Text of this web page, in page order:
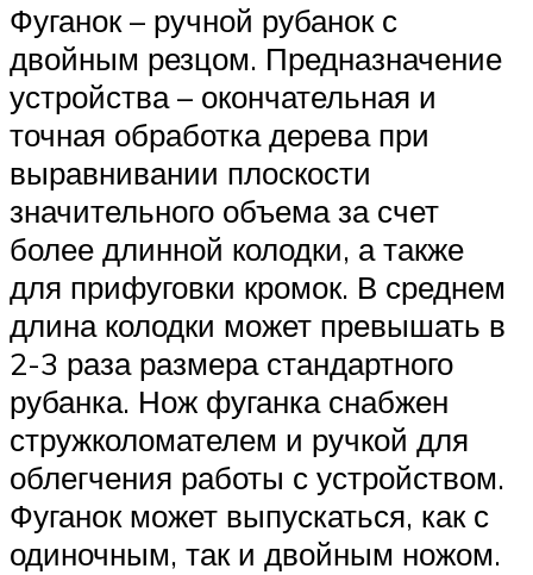
Фуганок – ручной рубанок с
двойным резцом. Предназначение
устройства – окончательная и
точная обработка дерева при
выравнивании плоскости
значительного объема за счет
более длинной колодки, а также
для прифуговки кромок. В среднем
длина колодки может превышать в
2-3 раза размера стандартного
рубанка. Нож фуганка снабжен
стружколомателем и ручкой для
облегчения работы с устройством.
Фуганок может выпускаться, как с
одиночным, так и двойным ножом.